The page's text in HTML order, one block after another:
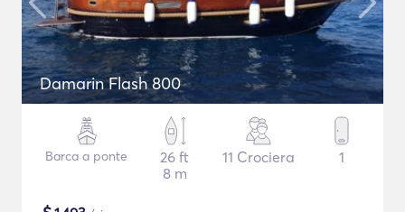
Damarin Flash 800
Barca a ponte
26 ft
8 m
11 Crociera 1